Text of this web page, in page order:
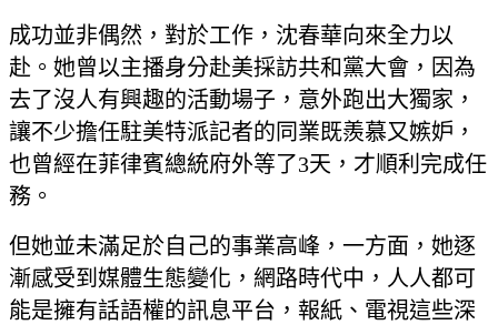
成功並非偶然，對於工作，沈春華向來全力以
赴。她曾以主播身分赴美採訪共和黨大會，因為
去了沒人有興趣的活動場子，意外跑出大獨家，
讓不少擔任駐美特派記者的同業既羨慕又嫉妒，
也曾經在菲律賓總統府外等了3天，才順利完成任
務。
但她並未滿足於自己的事業高峰，一方面，她逐
漸感受到媒體生態變化，網路時代中，人人都可
能是擁有話語權的訊息平台，報紙、電視這些深